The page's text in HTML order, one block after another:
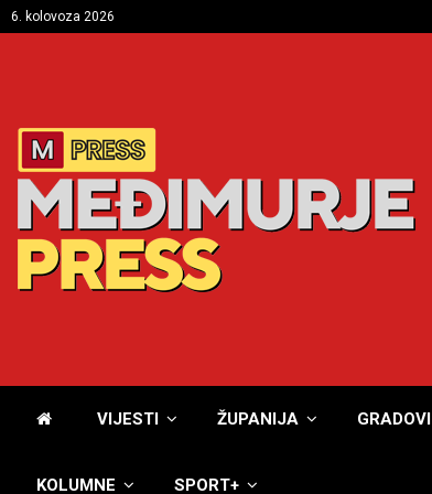
6. kolovoza 2026
VIJESTI ŽUPANIJA GRADOVI
KOLUMNE SPORT+